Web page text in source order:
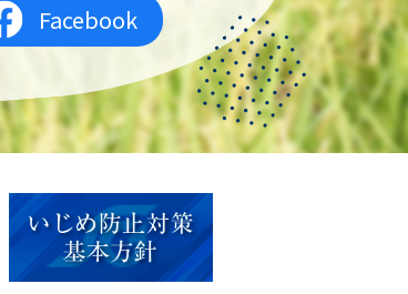
Facebook